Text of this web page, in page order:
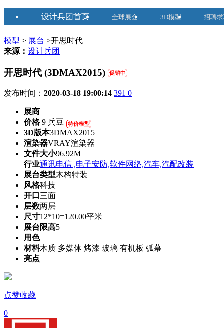
设计兵团首页 全球展会 3D模型 招聘
模型 > 展台 >开思时代
来源： 设计兵团
开思时代 (3DMAX2015) 促销中
发布时间： 2020-03-18 19:00:14 391 0
展商
价格9 兵豆 特价模型
3D版本3DMAX2015
渲染器VRAY渲染器
文件大小96.92M
行业通讯电信 ,电子安防,软件网络,汽车,汽配改装
展台类型木构特装
风格科技
开口 三面
层数两层
尺寸12*10=120.00平米
展台限高5
用色
材料木质 多媒体 烤漆 玻璃 有机板 弧幕
亮点
点赞收藏
0